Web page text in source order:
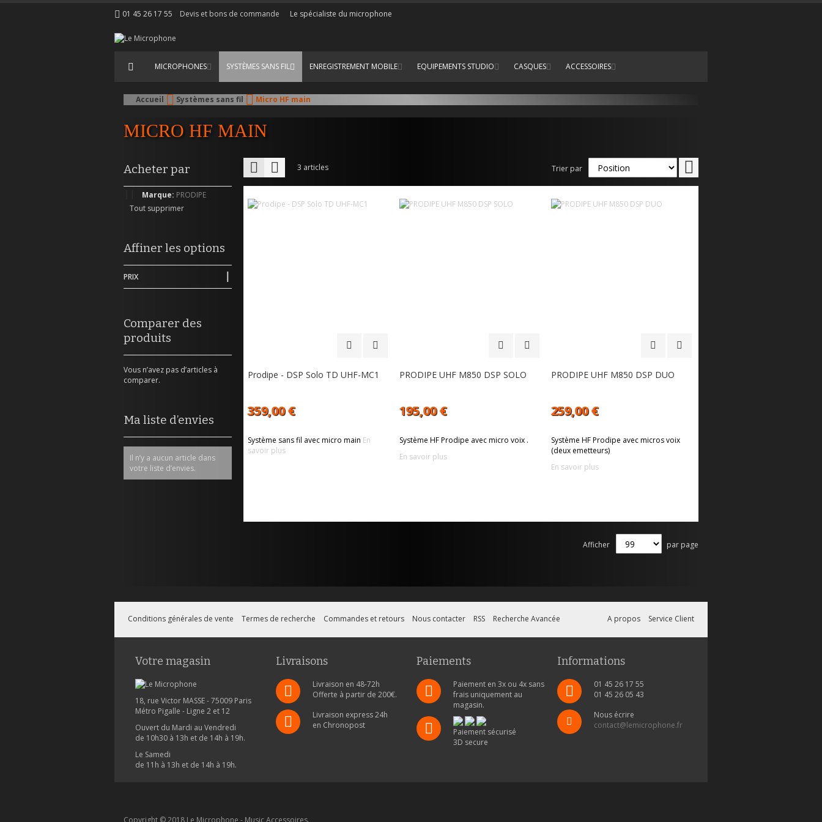
Allez
au
01 45 26 17 55 Devis et bons de commande Le spécialiste du microphone
MICROPHONES SYSTÈMES SANS FIL ENREGISTREMENT MOBILE EQUIPEMENTS STUDIO CASQUES ACCESSOIRES
Accueil Systèmes sans fil Micro HF main
MICRO HF MAIN
Afficher
en
Grille Liste 3 articles Trier par
Prodipe - DSP Solo TD UHF-MC1
359,00 €
Système sans fil avec micro main En
savoir plus
PRODIPE UHF M850 DSP SOLO
195,00 €
Système HF Prodipe avec micro voix .
En savoir plus
PRODIPE UHF M850 DSP DUO
259,00 €
Système HF Prodipe avec micros voix
(deux emetteurs)
En savoir plus
Afficher par page
Acheter par
Marque PRODIPE
Supprimer
cet
Élément
Tout supprimer
Affiner les options
PRIX
Comparer des
produits
Vous n’avez pas d’articles à
comparer.
Ma liste d’envies
Il n’y a aucun article dans
votre liste d’envies.
Conditions générales de vente Termes de recherche Commandes et retours Nous contacter RSS Recherche Avancée A propos Service Client
Votre magasin
18, rue Victor MASSE - 75009 Paris
Métro Pigalle - Ligne 2 et 12
Ouvert du Mardi au Vendredi
de 10h30 à 13h et de 14h à 19h.
Le Samedi
de 11h à 13h et de 14h à 19h.
Livraisons
Livraison en 48-72h
Offerte à partir de 200€.
Livraison express 24h
en Chronopost
Paiements
Paiement en 3x ou 4x sans
frais uniquement au
magasin.
Paiement sécurisé
3D secure
Informations
01 45 26 17 55
01 45 26 05 43
Nous écrire
contact@lemicrophone.fr
Copyright © 2018 Le Microphone - Music Accessoires.